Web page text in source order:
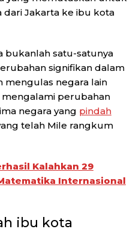
Jakarta ke ibu kota
bukanlah satu-satunya
signifikan dalam
mengulas negara lain
mengalami perubahan
negara yang pindah
telah Mile rangkum
Kalahkan 29
Internasional
ibu kota